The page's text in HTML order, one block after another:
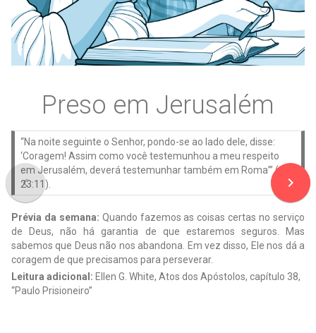
navigate_before
Preso em Jerusalém
“Na noite seguinte o Senhor, pondo-se ao lado dele, disse:
‘Coragem! Assim como você testemunhou a meu respeito
em Jerusalém, deverá testemunhar também em Roma’” (At
23:11).
Prévia da semana: Quando fazemos as coisas certas no serviço
de Deus, não há garantia de que estaremos seguros. Mas
sabemos que Deus não nos abandona. Em vez disso, Ele nos dá a
coragem de que precisamos para perseverar.
Leitura adicional: Ellen G. White, Atos dos Apóstolos, capítulo 38,
“Paulo Prisioneiro”
navigate_next